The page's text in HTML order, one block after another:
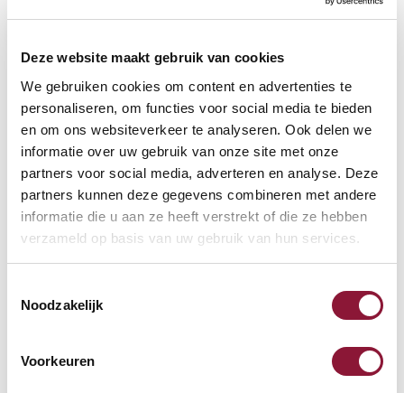
Deze website maakt gebruik van cookies
We gebruiken cookies om content en advertenties te
personaliseren, om functies voor social media te bieden
en om ons websiteverkeer te analyseren. Ook delen we
informatie over uw gebruik van onze site met onze
partners voor social media, adverteren en analyse. Deze
partners kunnen deze gegevens combineren met andere
informatie die u aan ze heeft verstrekt of die ze hebben
verzameld op basis van uw gebruik van hun services.
Noodzakelijk
Voorkeuren
VOETENRING ?
VOETENSTER IN GEPOLIJST ALUMINIUM ?
Beschikbaar
Levertijd: 3-6 weken